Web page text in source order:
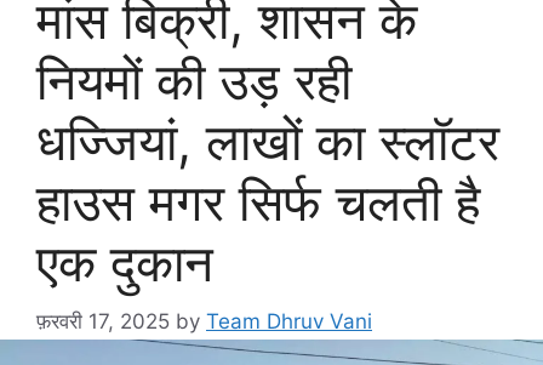
मांस बिक्री, शासन के
नियमों की उड़ रही
धज्जियां, लाखों का स्लॉटर
हाउस मगर सिर्फ चलती है
एक दुकान
फ़रवरी 17, 2025 by Team Dhruv Vani